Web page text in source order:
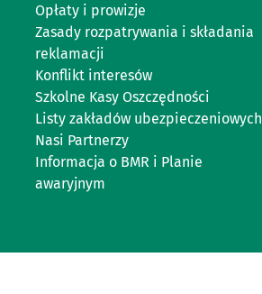
Opłaty i prowizje
Zasady rozpatrywania i składania
reklamacji
Konflikt interesów
Szkolne Kasy Oszczędności
Listy zakładów ubezpieczeniowych
Nasi Partnerzy
Informacja o BMR i Planie
awaryjnym